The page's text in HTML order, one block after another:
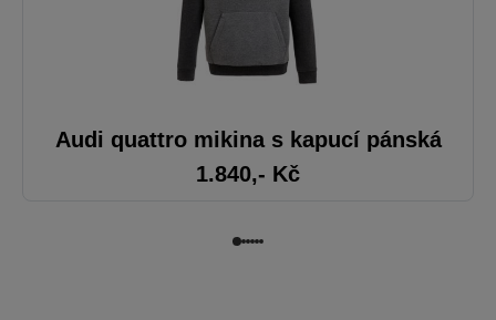
Audi quattro mikina s kapucí pánská
1.840,- Kč